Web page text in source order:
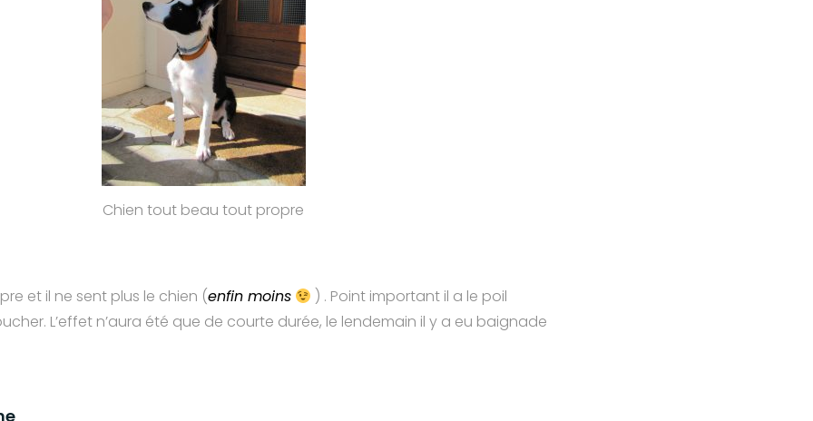
Chien tout beau tout propre
et il ne sent plus le chien (enfin moins
) . Point important il a le poil
L’effet n’aura été que de courte durée, le lendemain il y a eu baignade